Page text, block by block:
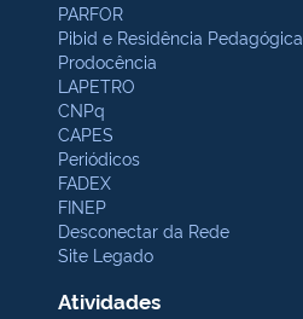
PARFOR
Pibid e Residência Pedagógica
Prodocência
LAPETRO
CNPq
CAPES
Periódicos
FADEX
FINEP
Desconectar da Rede
Site Legado
Atividades